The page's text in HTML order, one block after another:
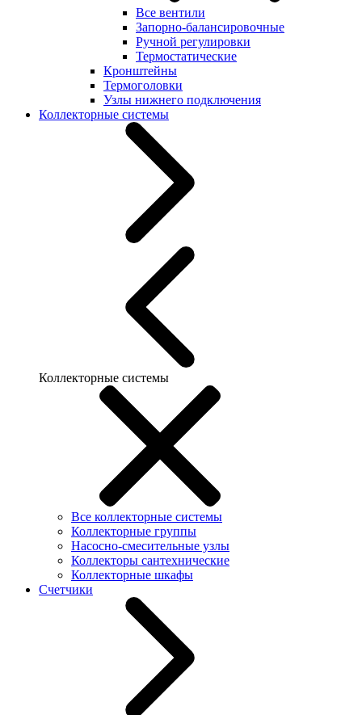
Все вентили
Запорно-балансировочные
Ручной регулировки
Термостатические
Кронштейны
Термоголовки
Узлы нижнего подключения
Коллекторные системы
Коллекторные системы
Все коллекторные системы
Коллекторные группы
Насосно-смесительные узлы
Коллекторы сантехнические
Коллекторные шкафы
Счетчики